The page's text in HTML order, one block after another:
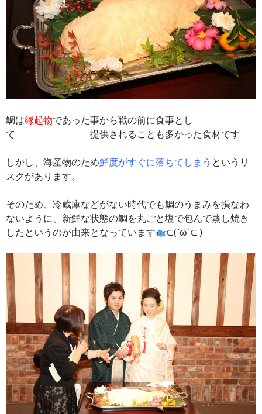
鯛は縁起物であった事から戦の前に食事とし
て 提供されることも多かった食材です
しかし、海産物のため鮮度がすぐに落ちてしまう というリ
スクがあります。
そのため、冷蔵庫などがない時代でも鯛のうまみを損なわ
ないように、新鮮な状態の鯛を丸ごと塩で包んで蒸し焼き
したというのが由来となっています
⊂(´ω`⊂ )